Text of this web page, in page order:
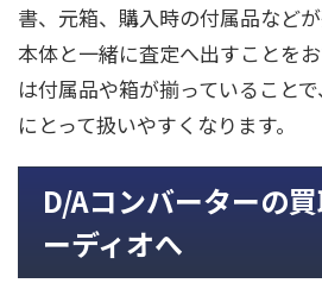
書、元箱、購入時の付属品などが
本体と一緒に査定へ出すことを
は付属品や箱が揃っていること
にとって扱いやすくなります。
D/Aコンバーターの
ーディオへ